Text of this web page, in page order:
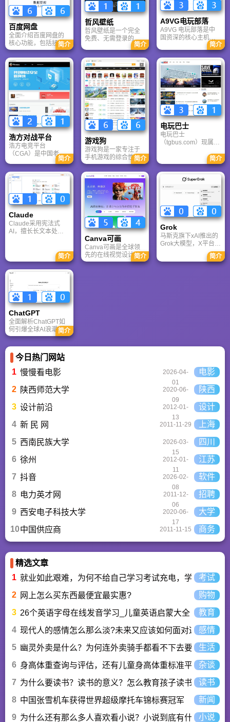
百度网盘
全面介绍百度网盘的
核心功能，包括拯救
手机内存、在线看视
频、AI智能做笔记与
总结长文。详细解答
数据安全性及服务器
备份机制，带你了解
GenFlow AI智能体如
何帮你高效办公与学
习。
简介
哲风壁纸
哲风壁纸是一个完全
免费、无需登录的高
清壁纸下载网站。提
供海量4K、8K超清电
脑与手机壁纸，涵盖
动漫、风景、赛博朋
克等多元风格。支持
动态壁纸与头像制
作，国内访问极速，
是美化桌面的首选平
台。
简介
A9VG电玩部落
A9VG 电玩部落是中
国资深的核心主机游
戏玩家社区。网站以
论坛为核心，提供全
面的主机游戏资讯、
攻略和资料库，覆盖
PlayStation、Xbox、
Switch 等全平台。凭
借其深厚的历史积淀
和活跃的用户群体，
A9VG 成为硬核玩家
交流心得、分享攻略
的首选平台之一。
简介
浩方对战平台
浩方电竞平台
（CGA）是中国老牌
游戏联机平台，提供
CS、War3、星际争霸
等经典游戏的稳定联
机服务。重温DOTA1
的激情岁月，找回当
年的战友。同时提供
最新CGA电竞赛事资
讯及热门页游入口，
致敬中国电竞的黄金
时代。
简介
游戏狗
游戏狗是一家专注于
手机游戏的综合性门
户网站。它致力于为
手游玩家提供最新、
最全的游戏资讯、攻
略、评测及视频等内
容，是国内较早一批
专注于移动游戏领域
的垂直媒体。
简介
电玩巴士
电玩巴士
（tgbus.com）现属于
注于解决游戏用户需
求的综合性游戏门户
网站，电玩巴士是一
个全面的综合性游戏
门户，专注于为全球
玩家提供主机、PC及
移动端游戏的全方位
资讯。
简介
Claude
Claude采用宪法式
AI，擅长长文本处理
在复杂推理、代码与
快速迭代上占优。两
者定位不同，各有千
简介
Canva可画
Canva可画是全球领
先的在线视觉设计平
台，内置AI“魔力工作
简介
Grok
马斯克旗下xAI推出的
Grok大模型，X平台实
时数据整合与多智能
体协作的核心优势。
针对其中文能力、隐
简介
ChatGPT‌
全面解析ChatGPT如
何引爆全球AI浪潮！
通俗讲解神经网络、
核心技术，带您轻松
看懂大语言模型如何
重塑未来。
简介
今日热门网站
1 慢慢看电影
2026-04-
01
电影
2 陕西师范大学
2020-06-
09
陕西
3 设计前沿
2012-01-
13
设计
4 新 民 网 2011-11-29
上海
5 西南民族大学
2026-03-
15
四川
6 徐州
2012-01-
11
江苏
7 抖音
2026-02-
08
软件
8 电力英才网
2011-12-
06
招聘
9 西安电子科技大学
2020-06-
17
大学
10中国供应商 2011-11-15 商务
精选文章
1 就业如此艰难，为何不给自己学习考试充电，学一技之长
考试
2
网上怎么买东西最便宜最实惠?
购物
3 26个英语字母在线发音学习_儿童英语启蒙大全
教育
4 现代人的感情怎么那么淡?未来又应该如何面对这人情淡
感情
5 幽灵外卖是什么？为何连外卖骑手都看不下去要举报？
生活
6 身高体重查询与评估，还有儿童身高体重标准平均值表与
杂谈
7 为什么要读书？读书的意义？怎么教育孩子读书？读书
8 中国张雪机车获得世界超级摩托车锦标赛冠军
新闻
9 为什么还有那么多人喜欢看小说？小说到底有什么魅力长
小说